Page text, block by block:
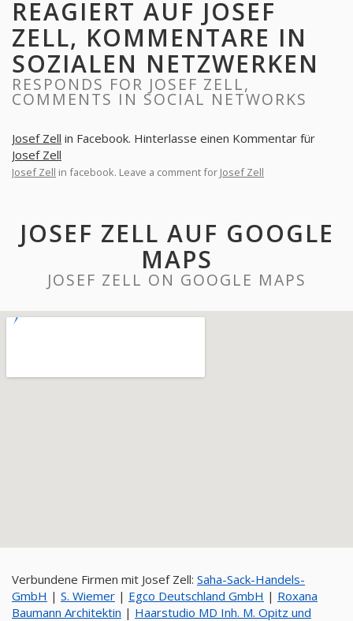
REAGIERT AUF JOSEF
ZELL, KOMMENTARE IN
SOZIALEN NETZWERKEN
RESPONDS FOR JOSEF ZELL,
COMMENTS IN SOCIAL NETWORKS
Josef Zell in Facebook. Hinterlasse einen Kommentar für
Josef Zell
Josef Zell in facebook. Leave a comment for Josef Zell
JOSEF ZELL AUF GOOGLE
MAPS
JOSEF ZELL ON GOOGLE MAPS
Verbundene Firmen mit Josef Zell: Saha-Sack-Handels-
GmbH | S. Wiemer | Egco Deutschland GmbH | Roxana
Baumann Architektin | Haarstudio MD Inh. M. Opitz und